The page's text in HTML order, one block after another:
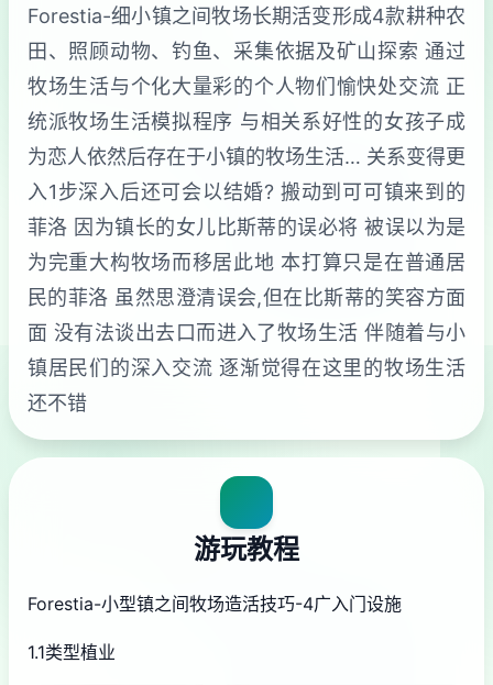
Forestia-细小镇之间牧场长期活变形成4款耕种农
田、照顾动物、钓鱼、采集依据及矿山探索 通过
牧场生活与个化大量彩的个人物们愉快处交流 正
统派牧场生活模拟程序 与相关系好性的女孩子成
为恋人依然后存在于小镇的牧场生活… 关系变得更
入1步深入后还可会以结婚? 搬动到可可镇来到的
菲洛 因为镇长的女儿比斯蒂的误必将 被误以为是
为完重大构牧场而移居此地 本打算只是在普通居
民的菲洛 虽然思澄清误会,但在比斯蒂的笑容方面
面 没有法谈出去口而进入了牧场生活 伴随着与小
镇居民们的深入交流 逐渐觉得在这里的牧场生活
还不错
游玩教程
Forestia-小型镇之间牧场造活技巧-4广入门设施
1.1类型植业